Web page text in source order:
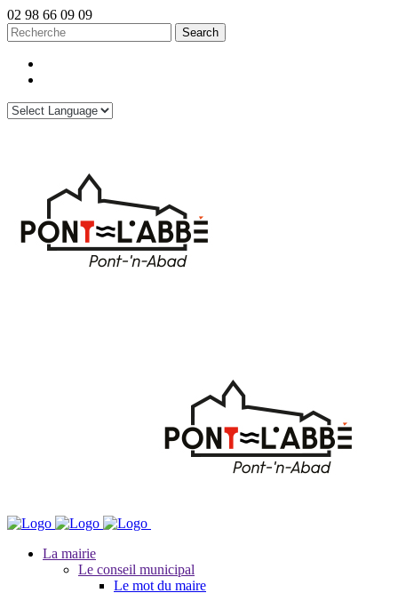
02 98 66 09 09
La mairie
Le conseil municipal
Le mot du maire